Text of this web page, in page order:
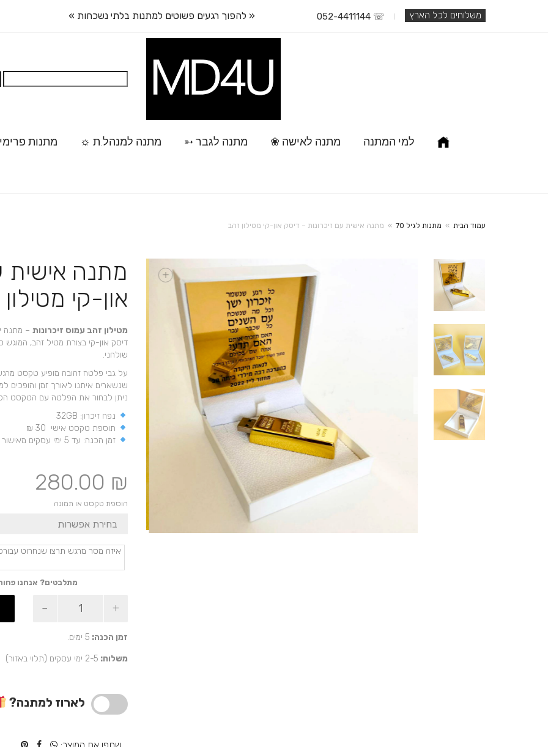
משלוחים לכל הארץ ☏ 052-4411144 « להפוך רגעים פשוטים למתנות בלתי נשכחות »
למי המתנה מתנה לאישה ❀ מתנה לגבר ➳ מתנה למנהל.ת ☼ מתנות
עמוד הבית » מתנות לגיל 70 » מתנה אישית עם זיכרונות – דיסק און-קי מטילון זהב
+
מתנה אישית
און-קי
מטילון זהב עמוס זיכרונות – מתנה
דיסק און-קי בצורת מטיל זהב,
שולחני.
על גבי פלטה זהובה מופיע טקסט
שנשארים איתנו לאורך זמן והופכים
ניתן לבחור את הפלטה עם הטקסט
נפח זיכרון: 32GB
תוספת טקסט אישי 30 ₪
זמן הכנה: עד 5 ימי עסקים מאישור העיצוב (לא כולל משלוח)
280.00 ₪
הוספת טקסט או תמונה
מתלבטים? אנחנו
אישית
זיכרונות
און-קי
מטילון
זמן הכנה: 5 ימים.
משלוח: 2-5 ימי עסקים (תלוי באזור)
לארוז למתנה?